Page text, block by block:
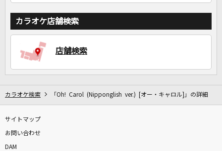
カラオケ店舗検索
店舗検索
カラオケ検索 「Oh! Carol (Nipponglish ver.) [オー・キャロル]」の詳細
サイトマップ
お問い合わせ
DAM